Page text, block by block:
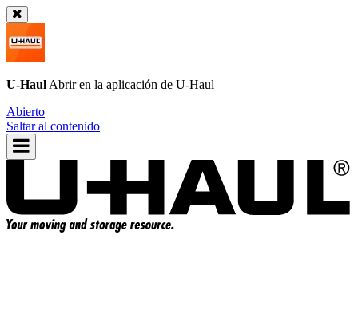
U-Haul Abrir en la aplicación de U-Haul
Abierto
Saltar al contenido